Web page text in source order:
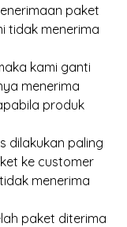
paket
tidak menerima
kami ganti
menerima
produk
dilakukan paling
ke customer
menerima
paket diterima